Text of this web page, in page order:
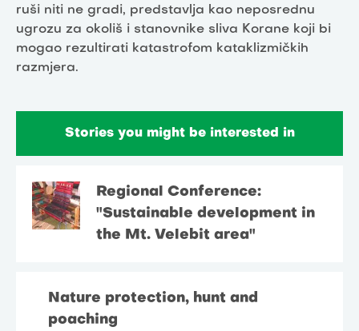
ruši niti ne gradi, predstavlja kao neposrednu
ugrozu za okoliš i stanovnike sliva Korane koji bi
mogao rezultirati katastrofom kataklizmičkih
razmjera.
Stories you might be interested in
Regional Conference:
"Sustainable development in
the Mt. Velebit area"
Nature protection, hunt and
poaching